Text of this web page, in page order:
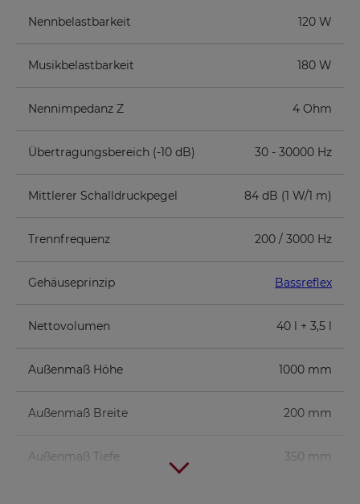
Nennbelastbarkeit 120 W
Musikbelastbarkeit 180 W
Nennimpedanz Z 4 Ohm
Übertragungsbereich (-10 dB) 30 - 30000 Hz
Mittlerer Schalldruckpegel 84 dB (1 W/1 m)
Trennfrequenz 200 / 3000 Hz
Gehäuseprinzip Bassreflex
Nettovolumen 40 l + 3,5 l
Außenmaß Höhe 1000 mm
Außenmaß Breite 200 mm
Außenmaß Tiefe 350 mm